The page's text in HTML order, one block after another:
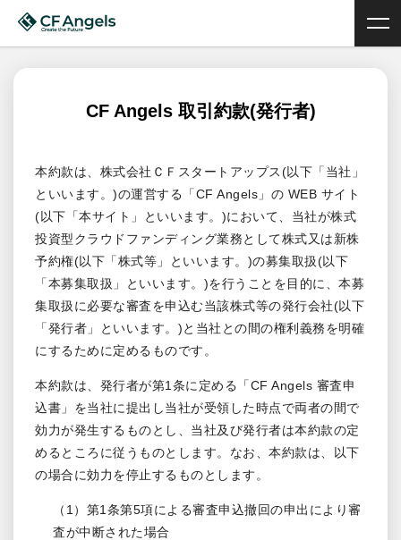
CF Angels 取引約款(発行者)
本約款は、株式会社ＣＦスタートアップス(以下「当社」
といいます。)の運営する「CF Angels」の WEB サイト
(以下「本サイト」といいます。)において、当社が株式
投資型クラウドファンディング業務として株式又は新株
予約権(以下「株式等」といいます。)の募集取扱(以下
「本募集取扱」といいます。)を行うことを目的に、本募
集取扱に必要な審査を申込む当該株式等の発行会社(以下
「発行者」といいます。)と当社との間の権利義務を明確
にするために定めるものです。
本約款は、発行者が第1条に定める「CF Angels 審査申
込書」を当社に提出し当社が受領した時点で両者の間で
効力が発生するものとし、当社及び発行者は本約款の定
めるところに従うものとします。なお、本約款は、以下
の場合に効力を停止するものとします。
（1）第1条第5項による審査申込撤回の申出により審
査が中断された場合